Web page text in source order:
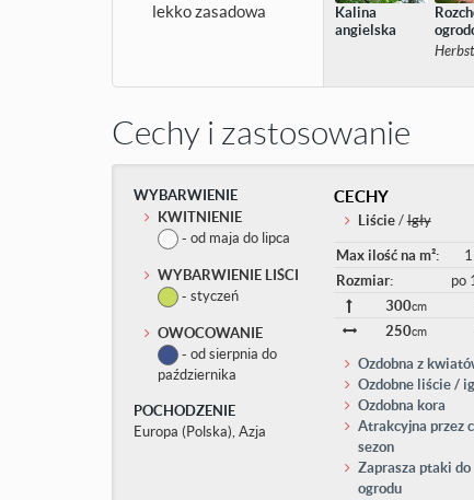
lekko zasadowa
Kalina
angielska
Cechy i zastosowanie
WYBARWIENIE
KWITNIENIE
- od maja do lipca
WYBARWIENIE LIŚCI
- styczeń
OWOCOWANIE
- od sierpnia do
października
POCHODZENIE
Europa (Polska), Azja
CECHY
Liście/Igły
Max ilość na m²:
Rozmiar:
po
300cm
250cm
Ozdobna z
Ozdobne liście /
Ozdobna kora
Atrakcyjna przez
sezon
Zaprasza ptaki do
ogrodu